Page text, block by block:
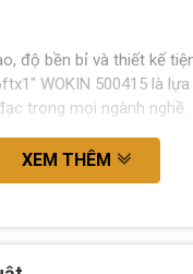
độ bền bỉ và thiết kế
WOKIN 500415 là
trong mọi ngành nghề.
XEM THÊM